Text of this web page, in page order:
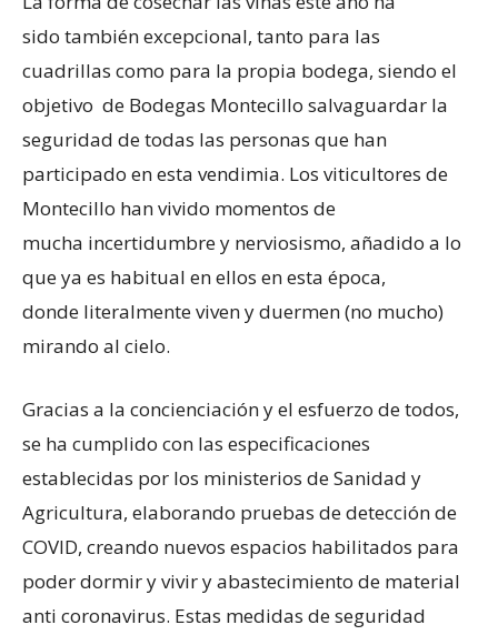
sido también excepcional, tanto para las
cuadrillas como para la propia bodega, siendo el
objetivo de Bodegas Montecillo salvaguardar la
seguridad de todas las personas que han
participado en esta vendimia. Los viticultores de
Montecillo han vivido momentos de
mucha incertidumbre y nerviosismo, añadido a lo
que ya es habitual en ellos en esta época,
donde literalmente viven y duermen (no mucho)
mirando al cielo.
Gracias a la concienciación y el esfuerzo de todos,
se ha cumplido con las especificaciones
establecidas por los ministerios de Sanidad y
Agricultura, elaborando pruebas de detección de
COVID, creando nuevos espacios habilitados para
poder dormir y vivir y abastecimiento de material
anti coronavirus. Estas medidas de seguridad